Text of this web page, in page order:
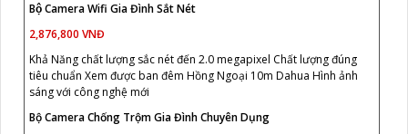
Bộ Camera Wifi Gia Đình Sắt Nét
2,876,800 VNĐ
Khả Năng chất lượng sắc nét đến 2.0 megapixel Chất lượng đúng
tiêu chuẩn Xem được ban đêm Hồng Ngoại 10m Dahua Hình ảnh
sáng với công nghệ mới
Bộ Camera Chống Trộm Gia Đình Chuyên Dụng